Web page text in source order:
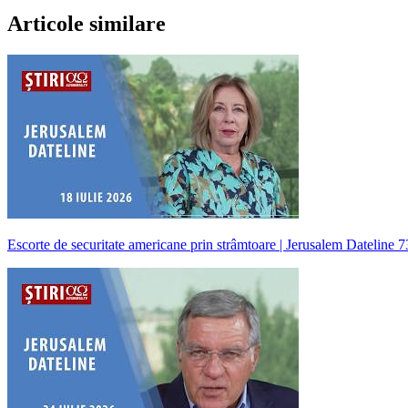
Articole similare
Escorte de securitate americane prin strâmtoare | Jerusalem Dateline